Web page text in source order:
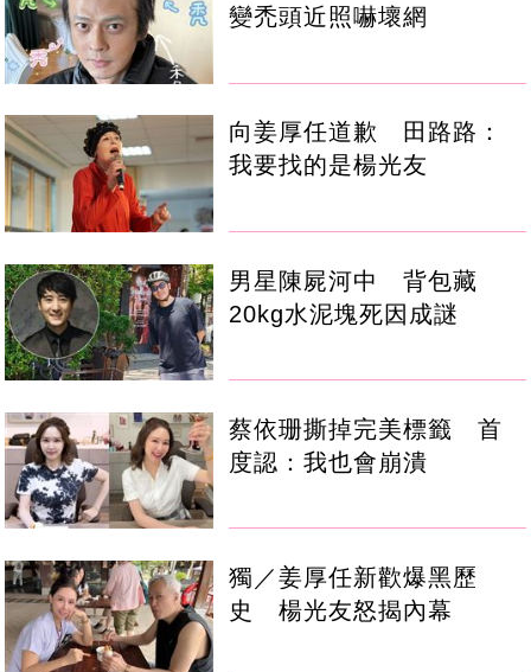
變禿頭近照嚇壞網
向姜厚任道歉 田路路：
我要找的是楊光友
男星陳屍河中 背包藏
20kg水泥塊死因成謎
蔡依珊撕掉完美標籤 首
度認：我也會崩潰
獨／姜厚任新歡爆黑歷
史 楊光友怒揭內幕